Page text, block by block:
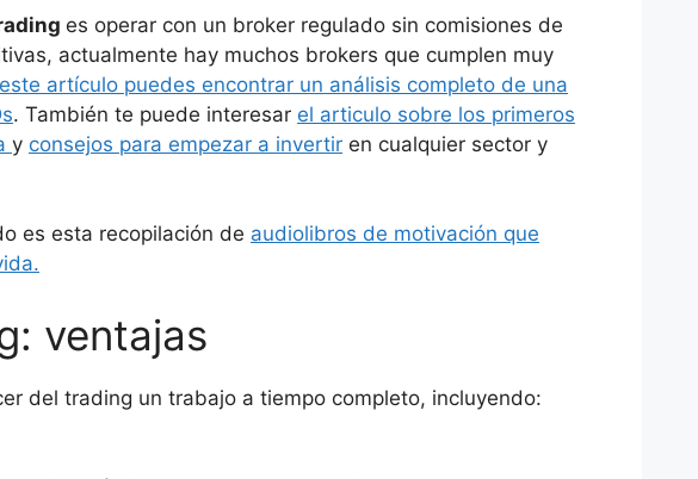
es operar con un broker regulado sin comisiones de
actualmente hay muchos brokers que cumplen muy
artículo puedes encontrar un análisis completo de una
. También te puede interesar el articulo sobre los primeros
y consejos para empezar a invertir en cualquier sector y
es esta recopilación de audiolibros de motivación que
ventajas
del trading un trabajo a tiempo completo, incluyendo: